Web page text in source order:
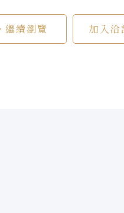
繼續瀏覽 加入洽